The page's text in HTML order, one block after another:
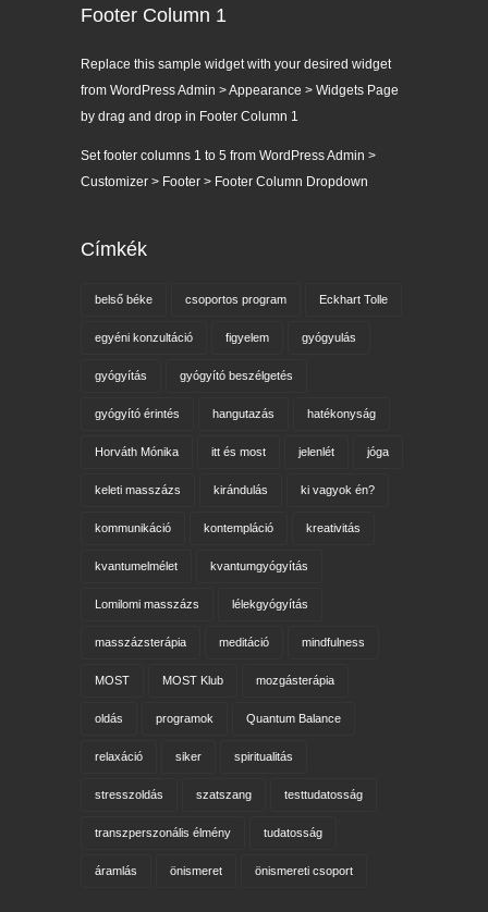
Footer Column 1
Replace this sample widget with your desired widget
from WordPress Admin > Appearance > Widgets Page
by drag and drop in Footer Column 1
Set footer columns 1 to 5 from WordPress Admin >
Customizer > Footer > Footer Column Dropdown
Címkék
belső béke csoportos program Eckhart Tolle
egyéni konzultáció figyelem gyógyulás
gyógyítás gyógyító beszélgetés
gyógyító érintés hangutazás hatékonyság
Horváth Mónika itt és most jelenlét jóga
keleti masszázs kirándulás ki vagyok én?
kommunikáció kontempláció kreativitás
kvantumelmélet kvantumgyógyítás
Lomilomi masszázs lélekgyógyítás
masszázsterápia meditáció mindfulness
MOST MOST Klub mozgásterápia
oldás programok Quantum Balance
relaxáció siker spiritualitás
stresszoldás szatszang testtudatosság
transzperszonális élmény tudatosság
áramlás önismeret önismereti csoport